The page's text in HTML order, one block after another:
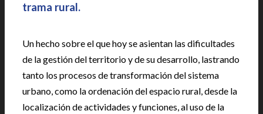
trama rural.
Un hecho sobre el que hoy se asientan las dificultades
de la gestión del territorio y de su desarrollo, lastrando
tanto los procesos de transformación del sistema
urbano, como la ordenación del espacio rural, desde la
localización de actividades y funciones, al uso de la